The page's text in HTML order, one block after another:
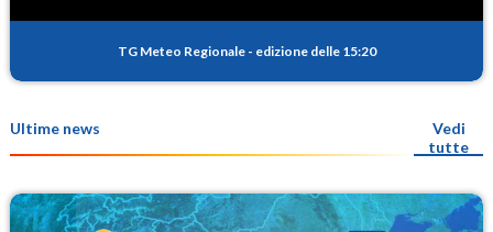
TG Meteo Regionale - edizione delle 15:20
Ultime news
Vedi
tutte